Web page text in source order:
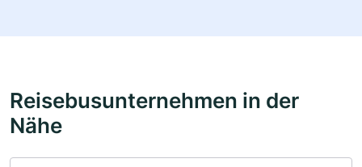
Reisebusunternehmen in der
Nähe